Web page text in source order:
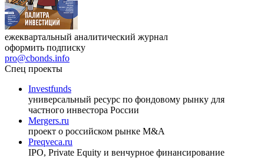
ежеквартальный аналитический журнал
оформить подписку
pro@cbonds.info
Спец проекты
Investfunds
универсальный ресурс по фондовому рынку для
частного инвестора России
Mergers.ru
проект о российском рынке M&A
Preqveca.ru
IPO, Private Equity и венчурное финансирование